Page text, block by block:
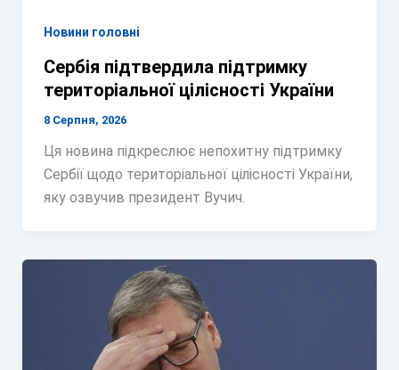
Новини головні
Сербія підтвердила підтримку
територіальної цілісності України
8 Серпня, 2026
Ця новина підкреслює непохитну підтримку
Сербії щодо територіальної цілісності України,
яку озвучив президент Вучич.